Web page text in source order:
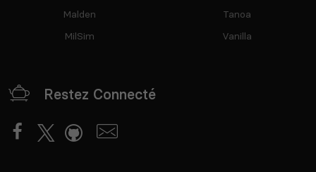
Malden
MilSim
Tanoa
Vanilla
Restez Connecté